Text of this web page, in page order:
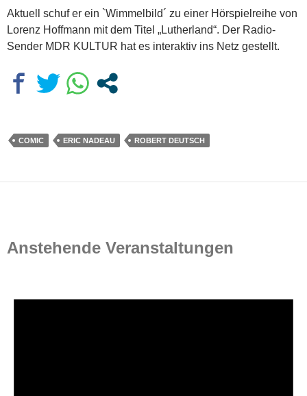
Aktuell schuf er ein `Wimmelbild´ zu einer Hörspielreihe von
Lorenz Hoffmann mit dem Titel „Lutherland“. Der Radio-
Sender MDR KULTUR hat es interaktiv ins Netz gestellt.
COMIC ERIC NADEAU ROBERT DEUTSCH
Anstehende Veranstaltungen